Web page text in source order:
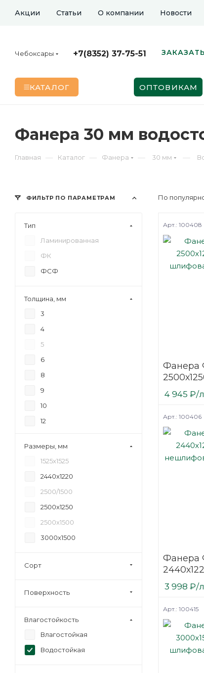
Акции Статьи О компании Новости
Чебоксары +7(8352) 37-75-51
КАТАЛОГ ОПТОВИКАМ
Фанера 30 мм
Главная — Каталог — Фанера — 30 мм —
По
Фанера
Арт.: 100408
4 945 ₽/
Фанера
Арт.: 100406
3 998 ₽/
Арт.: 100415
ФИЛЬТР ПО ПАРАМЕТРАМ
Тип
Ламинированная
ФК
ФСФ
Толщина, мм
3
4
5
6
8
9
10
12
18
Размеры, мм
1525х1525
2440х1220
2500/1500
2500х1250
2500х1500
3000х1500
Сорт
Поверхность
Влагостойкость
Влагостойкая
Водостойкая